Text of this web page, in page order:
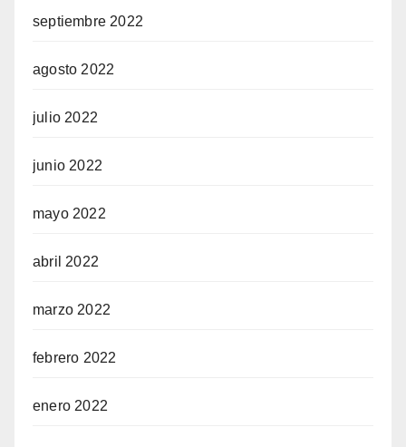
septiembre 2022
agosto 2022
julio 2022
junio 2022
mayo 2022
abril 2022
marzo 2022
febrero 2022
enero 2022